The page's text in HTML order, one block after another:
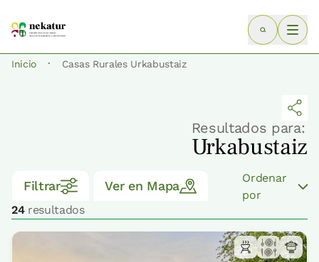
Inicio · Casas Rurales Urkabustaiz
Resultados para:
Urkabustaiz
Filtrar Ver en Mapa
24resultados
Ordenar
por